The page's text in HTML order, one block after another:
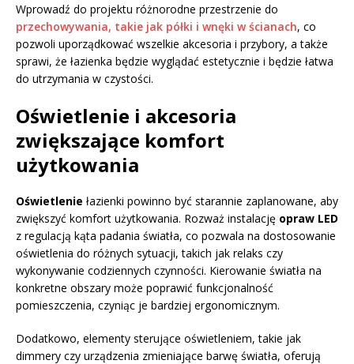
Wprowadź do projektu różnorodne przestrzenie do
przechowywania, takie jak półki i wnęki w ścianach, co
pozwoli uporządkować wszelkie akcesoria i przybory, a także
sprawi, że łazienka będzie wyglądać estetycznie i będzie łatwa
do utrzymania w czystości.
Oświetlenie i akcesoria
zwiększające komfort
użytkowania
Oświetlenie łazienki powinno być starannie zaplanowane, aby
zwiększyć komfort użytkowania. Rozważ instalację opraw LED
z regulacją kąta padania światła, co pozwala na dostosowanie
oświetlenia do różnych sytuacji, takich jak relaks czy
wykonywanie codziennych czynności. Kierowanie światła na
konkretne obszary może poprawić funkcjonalność
pomieszczenia, czyniąc je bardziej ergonomicznym.
Dodatkowo, elementy sterujące oświetleniem, takie jak
dimmery czy urządzenia zmieniające barwę światła, oferują